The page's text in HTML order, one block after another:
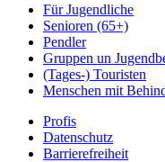
Für Jugendliche
Senioren (65+)
Pendler
Gruppen un
(Tages-) Touristen
Menschen mit
Profis
Datenschutz
Barrierefreiheit